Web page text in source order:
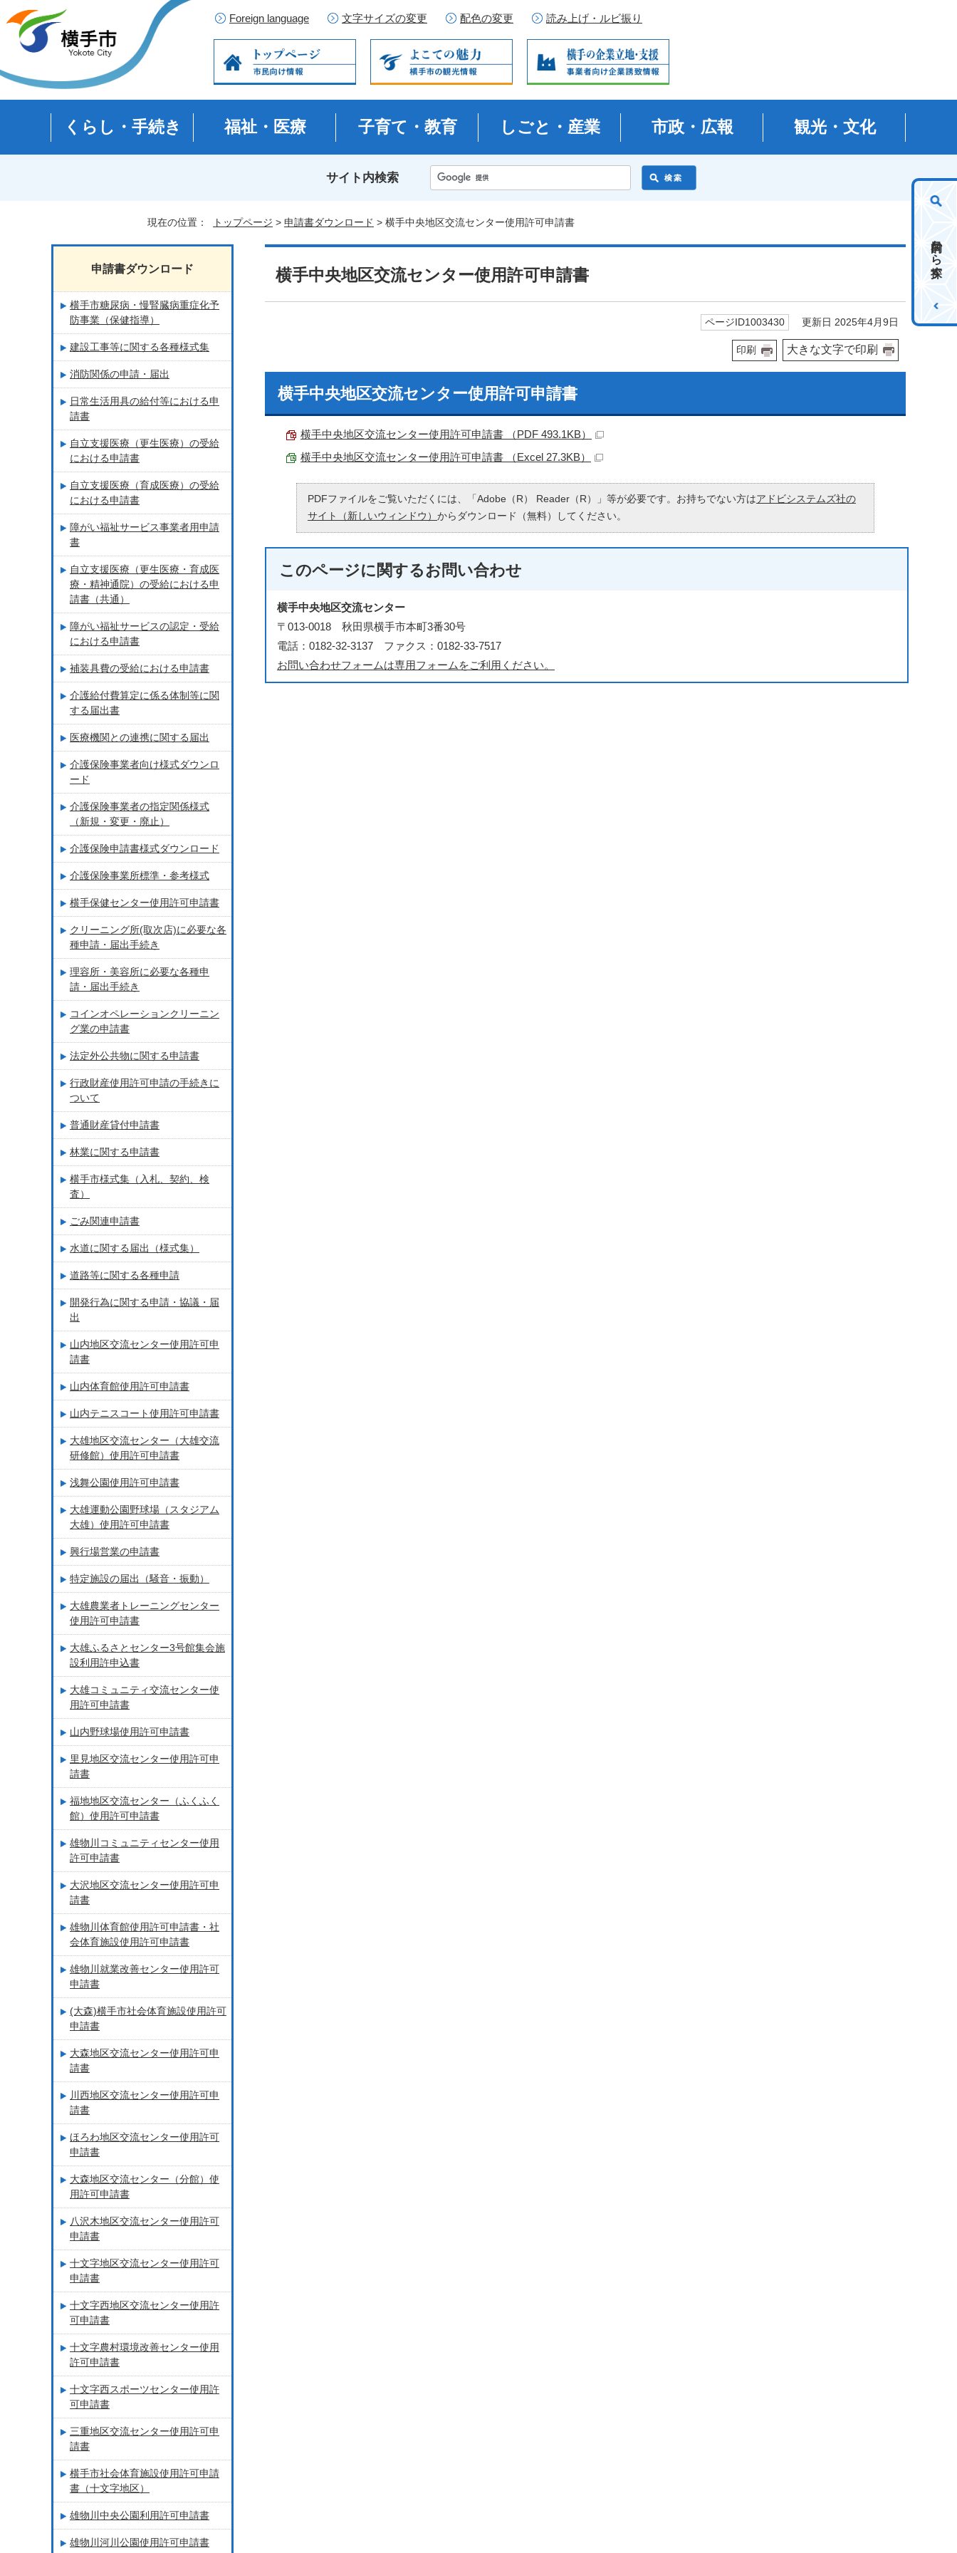
Foreign language 文字サイズの変更 配色の変更 読み上げ・ルビ振り
くらし・手続き 福祉・医療 子育て・教育 しごと・産業 市政・広報 観光・文化
サイト内検索
目的から探す
現在の位置： トップページ > 申請書ダウンロード > 横手中央地区交流センター使用許可申請書
横手中央地区交流センター使用許可申請書
ページID1003430 更新日 2025年4月9日
印刷 大きな文字で印刷
横手中央地区交流センター使用許可申請書
横手中央地区交流センター使用許可申請書 （PDF 493.1KB）
横手中央地区交流センター使用許可申請書 （Excel 27.3KB）
PDFファイルをご覧いただくには、「Adobe（R） Reader（R）」等が必要です。お持ちでない方はアドビシステムズ社の
サイト（新しいウィンドウ） からダウンロード（無料）してください。
このページに関するお問い合わせ
横手中央地区交流センター
〒013-0018 秋田県横手市本町3番30号
電話：0182-32-3137 ファクス：0182-33-7517
お問い合わせフォームは専用フォームをご利用ください。
申請書ダウンロード
横手市糖尿病・慢腎臓病重症化予
防事業（保健指導）
建設工事等に関する各種様式集
消防関係の申請・届出
日常生活用具の給付等における申
請書
自立支援医療（更生医療）の受給
における申請書
自立支援医療（育成医療）の受給
における申請書
障がい福祉サービス事業者用申請
書
自立支援医療（更生医療・育成医
療・精神通院）の受給における申
請書（共通）
障がい福祉サービスの認定・受給
における申請書
補装具費の受給における申請書
介護給付費算定に係る体制等に関
する届出書
医療機関との連携に関する届出
介護保険事業者向け様式ダウンロ
ード
介護保険事業者の指定関係様式
（新規・変更・廃止）
介護保険申請書様式ダウンロード
介護保険事業所標準・参考様式
横手保健センター使用許可申請書
クリーニング所(取次店)に必要な各
種申請・届出手続き
理容所・美容所に必要な各種申
請・届出手続き
コインオペレーションクリーニン
グ業の申請書
法定外公共物に関する申請書
行政財産使用許可申請の手続きに
ついて
普通財産貸付申請書
林業に関する申請書
横手市様式集（入札、契約、検
査）
ごみ関連申請書
水道に関する届出（様式集）
道路等に関する各種申請
開発行為に関する申請・協議・届
出
山内地区交流センター使用許可申
請書
山内体育館使用許可申請書
山内テニスコート使用許可申請書
大雄地区交流センター（大雄交流
研修館）使用許可申請書
浅舞公園使用許可申請書
大雄運動公園野球場（スタジアム
大雄）使用許可申請書
興行場営業の申請書
特定施設の届出（騒音・振動）
大雄農業者トレーニングセンター
使用許可申請書
大雄ふるさとセンター3号館集会施
設利用許申込書
大雄コミュニティ交流センター使
用許可申請書
山内野球場使用許可申請書
里見地区交流センター使用許可申
請書
福地地区交流センター（ふくふく
館）使用許可申請書
雄物川コミュニティセンター使用
許可申請書
大沢地区交流センター使用許可申
請書
雄物川体育館使用許可申請書・社
会体育施設使用許可申請書
雄物川就業改善センター使用許可
申請書
(大森)横手市社会体育施設使用許可
申請書
大森地区交流センター使用許可申
請書
川西地区交流センター使用許可申
請書
ほろわ地区交流センター使用許可
申請書
大森地区交流センター（分館）使
用許可申請書
八沢木地区交流センター使用許可
申請書
十文字地区交流センター使用許可
申請書
十文字西地区交流センター使用許
可申請書
十文字農村環境改善センター使用
許可申請書
十文字西スポーツセンター使用許
可申請書
三重地区交流センター使用許可申
請書
横手市社会体育施設使用許可申請
書（十文字地区）
雄物川中央公園利用許可申請書
雄物川河川公園使用許可申請書